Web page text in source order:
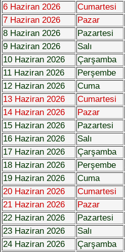
6 Haziran 2026
Cumartesi
7 Haziran 2026
Pazar
8 Haziran 2026
Pazartesi
9 Haziran 2026
Salı
10 Haziran 2026
Çarşamba
11 Haziran 2026
Perşembe
12 Haziran 2026
Cuma
13 Haziran 2026
Cumartesi
14 Haziran 2026
Pazar
15 Haziran 2026
Pazartesi
16 Haziran 2026
Salı
17 Haziran 2026
Çarşamba
18 Haziran 2026
Perşembe
19 Haziran 2026
Cuma
20 Haziran 2026
Cumartesi
21 Haziran 2026
Pazar
22 Haziran 2026
Pazartesi
23 Haziran 2026
Salı
24 Haziran 2026
Çarşamba